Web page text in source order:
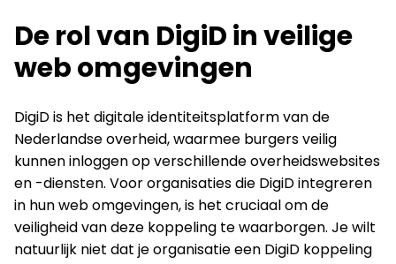
De rol van DigiD in veilige
web omgevingen
DigiD is het digitale identiteitsplatform van de
Nederlandse overheid, waarmee burgers veilig
kunnen inloggen op verschillende overheidswebsites
en -diensten. Voor organisaties die DigiD integreren
in hun web omgevingen, is het cruciaal om de
veiligheid van deze koppeling te waarborgen. Je wilt
natuurlijk niet dat je organisatie een DigiD koppeling